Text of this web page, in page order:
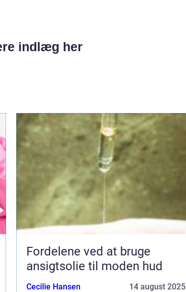
indlæg her
Fordelene ved at bruge
ansigtsolie til moden hud
Cecilie Hansen 14 august 2025